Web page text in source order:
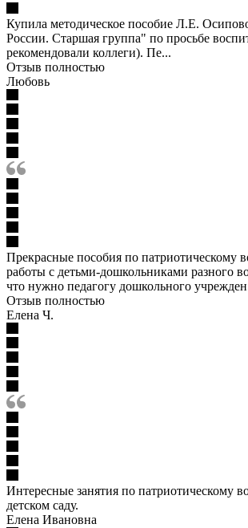
Купила методическое пособие Л.Е.
России. Старшая группа" по просьбе
рекомендовали коллеги). Пе...
Отзыв полностью
Любовь
Прекрасные пособия по патриотическому
работы с детьми-дошкольниками разного
что нужно педагогу дошкольного
Отзыв полностью
Елена Ч.
Интересные занятия по патриотическому
детском саду.
Елена Ивановна